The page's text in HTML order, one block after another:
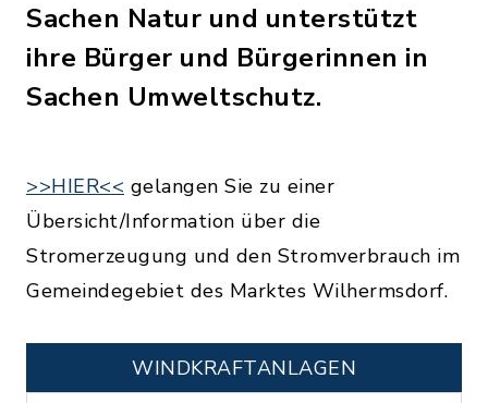
Sachen Natur und unterstützt
ihre Bürger und Bürgerinnen in
Sachen Umweltschutz.
>>HIER<< gelangen Sie zu einer
Übersicht/Information über die
Stromerzeugung und den Stromverbrauch im
Gemeindegebiet des Marktes Wilhermsdorf.
WINDKRAFTANLAGEN